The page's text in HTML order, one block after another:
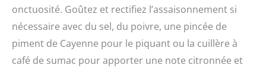
onctuosité. Goûtez et rectifiez l’assaisonnement si
nécessaire avec du sel, du poivre, une pincée de
piment de Cayenne pour le piquant ou la cuillère à
café de sumac pour apporter une note citronnée et